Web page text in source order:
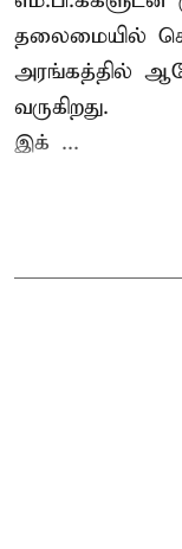
தலைமையில்
அரங்கத்தில்
வருகிறது.
இக் ...